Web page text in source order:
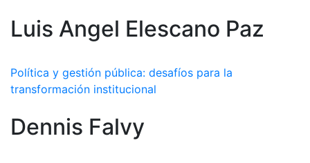
Luis Angel Elescano Paz
Política y gestión pública: desafíos para la
transformación institucional
Dennis Falvy